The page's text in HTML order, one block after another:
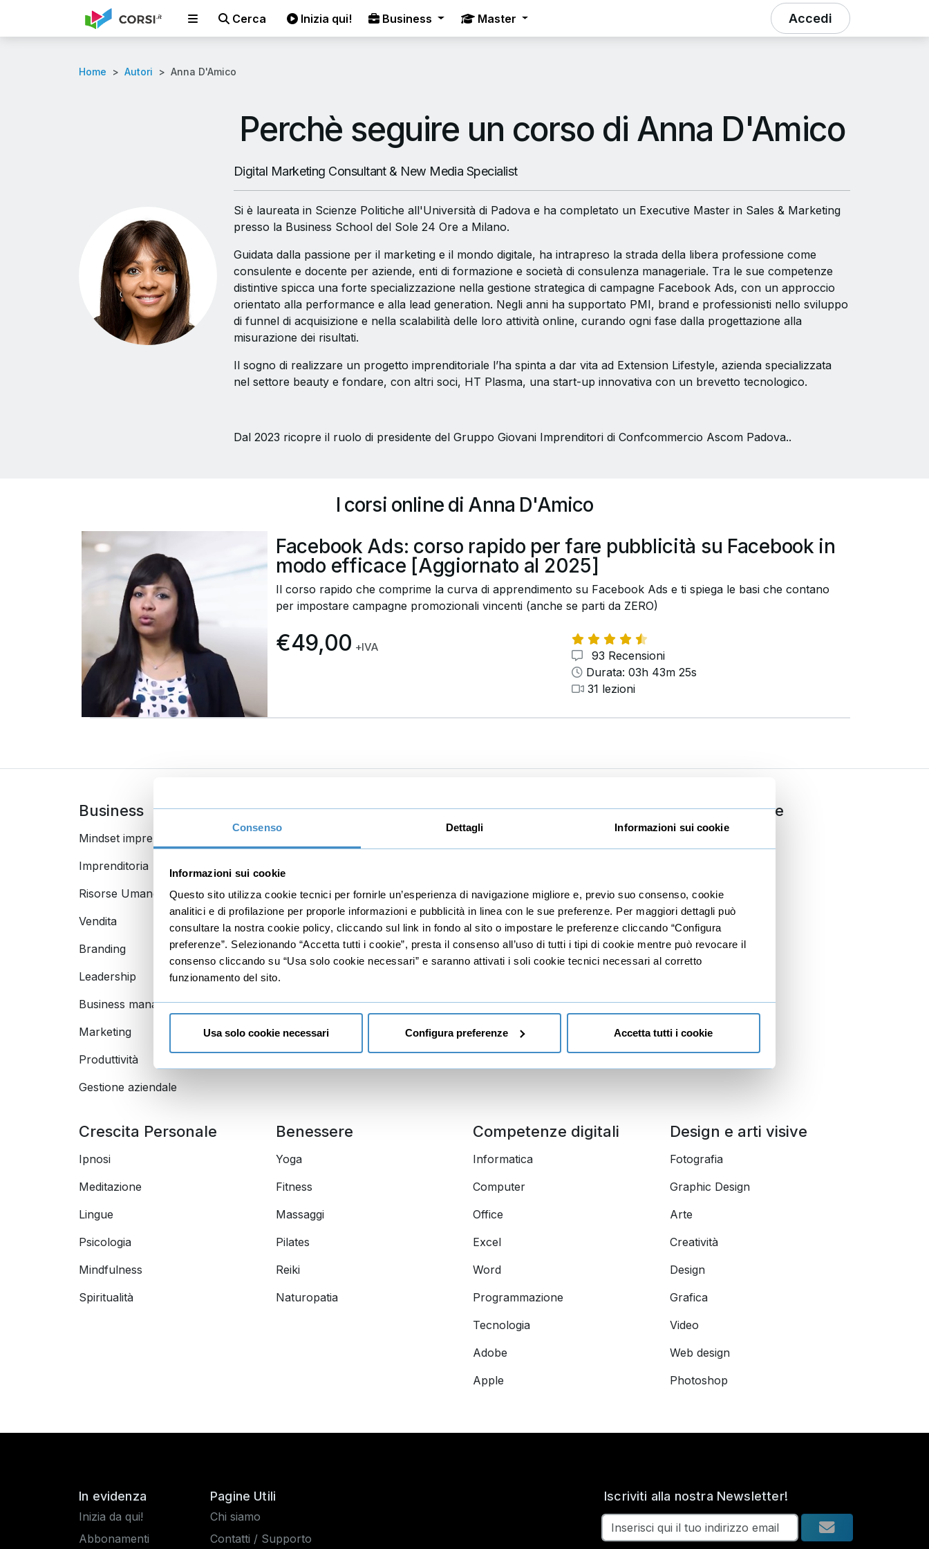
Consenso Dettagli Informazioni sui cookie
Informazioni sui cookie
Questo sito utilizza cookie tecnici per fornirle un’esperienza di navigazione migliore e, previo suo consenso, cookie
analitici e di profilazione per proporle informazioni e pubblicità in linea con le sue preferenze. Per maggiori dettagli può
consultare la nostra cookie policy, cliccando sul link in fondo al sito o impostare le preferenze cliccando “Configura
preferenze”. Selezionando “Accetta tutti i cookie”, presta il consenso all’uso di tutti i tipi di cookie mentre può revocare il
consenso cliccando su “Usa solo cookie necessari” e saranno attivati i soli cookie tecnici necessari al corretto
funzionamento del sito.
Usa solo cookie necessari Configura preferenze Accetta tutti i cookie
Cerca Inizia qui! Business Master Accedi
Home Autori Anna D'Amico
Perchè seguire un corso di Anna D'Amico
Digital Marketing Consultant & New Media Specialist
Si è laureata in Scienze Politiche all'Università di Padova e ha completato un Executive Master in Sales & Marketing
presso la Business School del Sole 24 Ore a Milano.
Guidata dalla passione per il marketing e il mondo digitale, ha intrapreso la strada della libera professione come
consulente e docente per aziende, enti di formazione e società di consulenza manageriale. Tra le sue competenze
distintive spicca una forte specializzazione nella gestione strategica di campagne Facebook Ads, con un approccio
orientato alla performance e alla lead generation. Negli anni ha supportato PMI, brand e professionisti nello sviluppo
di funnel di acquisizione e nella scalabilità delle loro attività online, curando ogni fase dalla progettazione alla
misurazione dei risultati.
Il sogno di realizzare un progetto imprenditoriale l’ha spinta a dar vita ad Extension Lifestyle, azienda specializzata
nel settore beauty e fondare, con altri soci, HT Plasma, una start-up innovativa con un brevetto tecnologico.
Dal 2023 ricopre il ruolo di presidente del Gruppo Giovani Imprenditori di Confcommercio Ascom Padova..
I corsi online di Anna D'Amico
Facebook Ads: corso rapido per fare pubblicità su Facebook in
modo efficace [Aggiornato al 2025]
Il corso rapido che comprime la curva di apprendimento su Facebook Ads e ti spiega le basi che contano
per impostare campagne promozionali vincenti (anche se parti da ZERO)
€49,00 +IVA
93 Recensioni
Durata: 03h 43m 25s
31 lezioni
Business
Mindset imprenditoriale
Imprenditoria
Risorse Umane
Vendita
Branding
Leadership
Business management
Marketing
Produttività
Gestione aziendale
Digital marketing
Social media manager
E-commerce
Google
Data analyst
Educazione finanziaria
Trading
Economia
Comunicazione
Dizione
Public speaking
Scrittura
Crescita Personale
Ipnosi
Meditazione
Lingue
Psicologia
Mindfulness
Spiritualità
Benessere
Yoga
Fitness
Massaggi
Pilates
Reiki
Naturopatia
Competenze digitali
Informatica
Computer
Office
Excel
Word
Programmazione
Tecnologia
Adobe
Apple
Design e arti visive
Fotografia
Graphic Design
Arte
Creatività
Design
Grafica
Video
Web design
Photoshop
In evidenza
Inizia da qui!
Abbonamenti
Pagine Utili
Chi siamo
Contatti / Supporto
Iscriviti alla nostra Newsletter!